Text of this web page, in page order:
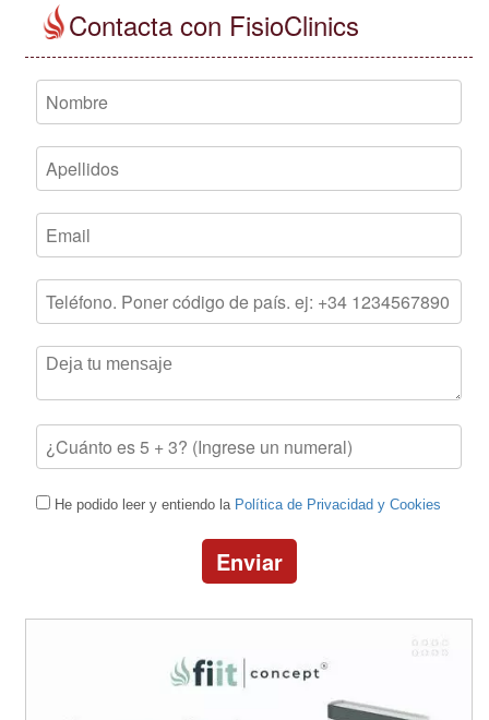
Contacta con FisioClinics
He podido leer y entiendo la Política de Privacidad y Cookies
Enviar